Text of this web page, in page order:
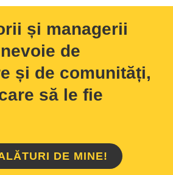
și managerii
de
și de comunități,
să le fie
DE MINE!